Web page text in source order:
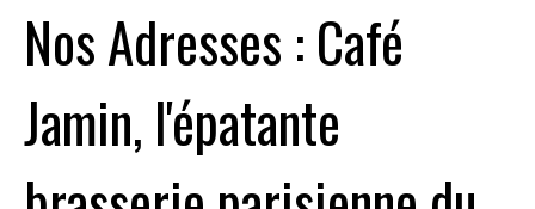
Nos Adresses : Café
Jamin, l'épatante